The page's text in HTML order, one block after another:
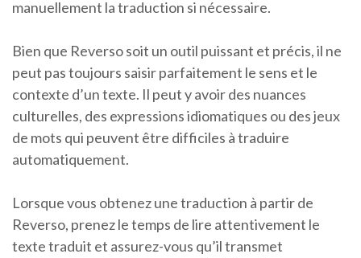
manuellement la traduction si nécessaire.
Bien que Reverso soit un outil puissant et précis, il ne
peut pas toujours saisir parfaitement le sens et le
contexte d’un texte. Il peut y avoir des nuances
culturelles, des expressions idiomatiques ou des jeux
de mots qui peuvent être difficiles à traduire
automatiquement.
Lorsque vous obtenez une traduction à partir de
Reverso, prenez le temps de lire attentivement le
texte traduit et assurez-vous qu’il transmet